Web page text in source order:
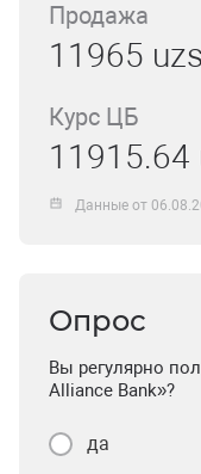
Продажа
11965 uzs
Курс ЦБ
11915.64
Данные от
Опрос
Вы регулярно
Alliance Bank»?
да